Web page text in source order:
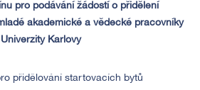
pro podávání žádostí o přidělení
akademické a vědecké pracovníky
Univerzity Karlovy
přidělování startovacích bytů